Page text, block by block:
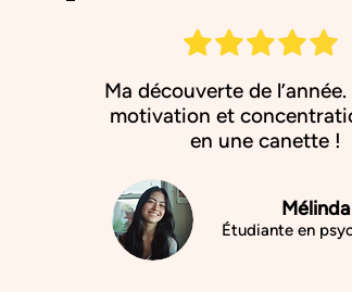
Ma découverte de
motivation et
en une canette !
Mélinda
Étudiante en